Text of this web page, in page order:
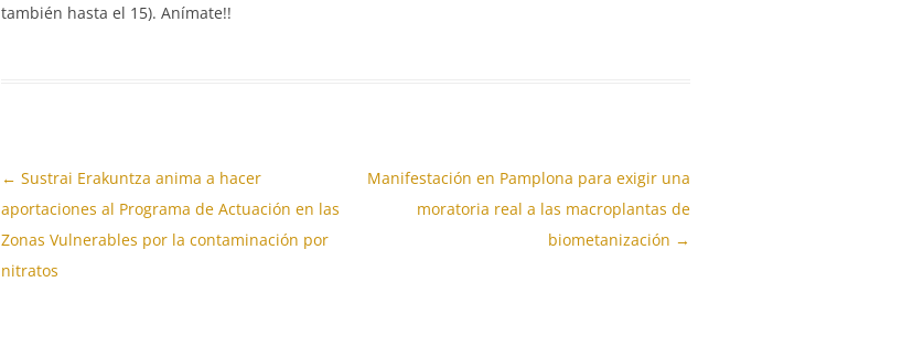
también hasta el 15). Anímate!!
Navegación
de
entradas
← Sustrai Erakuntza anima a hacer
aportaciones al Programa de Actuación en las
Zonas Vulnerables por la contaminación por
nitratos
Manifestación en Pamplona para exigir una
moratoria real a las macroplantas de
biometanización →